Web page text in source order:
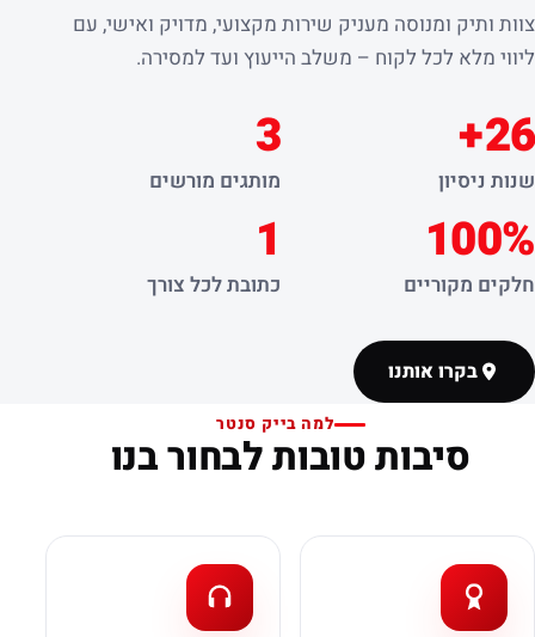
צוות ותיק ומנוסה מעניק שירות מקצועי, מדויק ואישי, עם
ליווי מלא לכל לקוח – משלב הייעוץ ועד למסירה.
26+
שנות ניסיון
3
מותגים מורשים
100%
חלקים מקוריים
1
כתובת לכל צורך
בקרו אותנו
למה בייק סנטר
סיבות טובות לבחור בנו